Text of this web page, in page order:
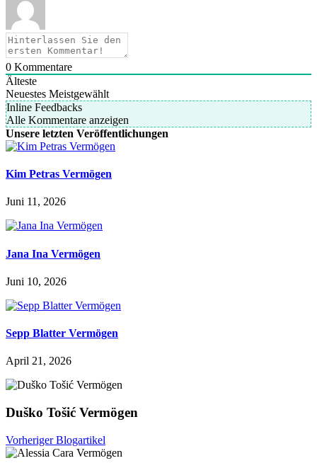
0 Kommentare
Älteste
Neuestes Meistgewählt
Inline Feedbacks
Alle Kommentare anzeigen
Unsere letzten Veröffentlichungen
Kim Petras Vermögen
Juni 11, 2026
Jana Ina Vermögen
Juni 10, 2026
Sepp Blatter Vermögen
April 21, 2026
Duško Tošić Vermögen
Vorheriger Blogartikel